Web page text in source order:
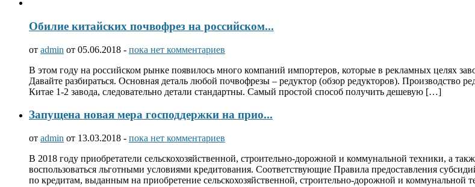
Обилие китайских почвофрез на российском...
от admin от 05.06.2018 - пока нет комментариев
В этом году на российском рынке появилось много компаний импортеров, которые в рекламных целях
Давайте разбираться. Основная деталь любой почвофрезы – редуктор (обзор редукторов). Производство
Китае 1-2 завода, следовательно детали стандартны. Самый простой способ получить дешевую […]
Запущена новая мера господдержки на прио...
от admin от 13.03.2018 - пока нет комментариев
В 2018 году приобретатели сельскохозяйственной, строительно-дорожной и коммунальной техники, а
воспользоваться льготными условиями кредитования. Соответствующие Правила предоставления
по кредитам, выданным на приобретение сельскохозяйственной, строительно-дорожной и